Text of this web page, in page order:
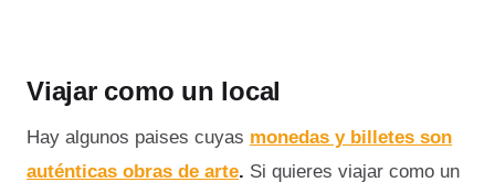
Viajar como un local
Hay algunos paises cuyas monedas y billetes son
auténticas obras de arte. Si quieres viajar como un